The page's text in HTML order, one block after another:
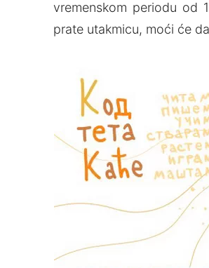
vremenskom periodu od
prate utakmicu, moći će